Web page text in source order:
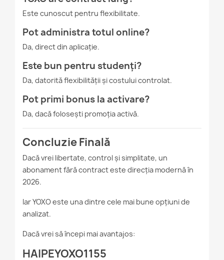
Este cunoscut pentru flexibilitate.
Pot administra totul online?
Da, direct din aplicație.
Este bun pentru studenți?
Da, datorită flexibilității și costului controlat.
Pot primi bonus la activare?
Da, dacă folosești promoția activă.
Concluzie Finală
Dacă vrei libertate, control și simplitate, un
abonament fără contract este direcția modernă în
2026.
Iar YOXO este una dintre cele mai bune opțiuni de
analizat.
Dacă vrei să începi mai avantajos:
HAIPEYOXO1155